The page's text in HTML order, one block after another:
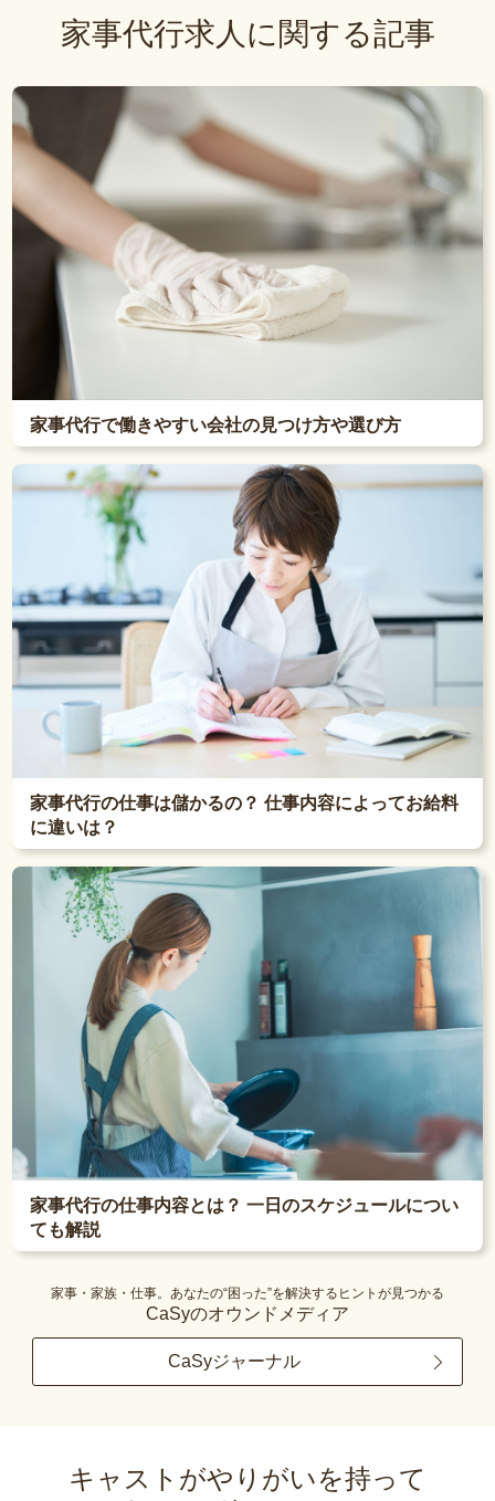
家事代行求人に関する記事
家事代行で働きやすい会社の見つけ方や選び方
家事代行の仕事は儲かるの？ 仕事内容によってお給料
に違いは？
家事代行の仕事内容とは？ 一日のスケジュールについ
ても解説
家事・家族・仕事。あなたの“困った”を解決するヒントが見つかる
CaSyのオウンドメディア
CaSyジャーナル
キャストがやりがいを持って